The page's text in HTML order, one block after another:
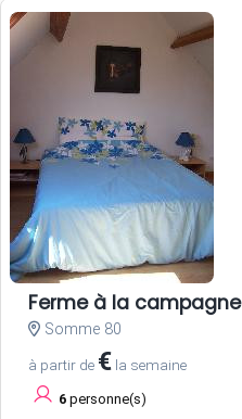
Ferme à la campagne
Somme 80
à partir de € la semaine
6 personne(s)